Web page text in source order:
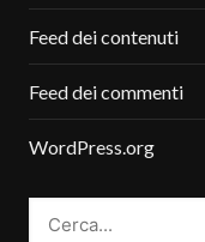
Feed dei contenuti
Feed dei commenti
WordPress.org